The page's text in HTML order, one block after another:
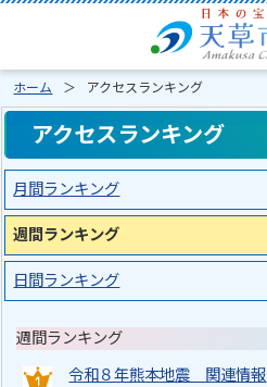
ホーム アクセスランキング
アクセスランキング
月間ランキング
週間ランキング
日間ランキング
週間ランキング
令和８年熊本地震 関連情報